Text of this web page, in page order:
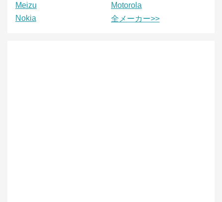
Meizu
Motorola
Nokia
全メーカー>>